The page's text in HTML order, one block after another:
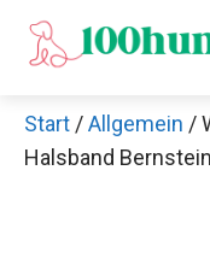
Zum
Inhalt
Start /Allgemein /
Halsband